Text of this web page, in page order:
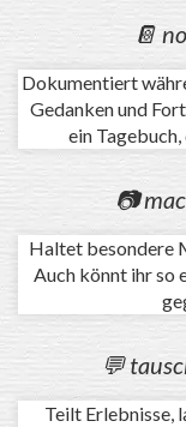
📔
Dokumentiert
Gedanken und
ein
📷
Haltet besondere
Auch könnt ihr so
💬
Teilt Erlebnisse,